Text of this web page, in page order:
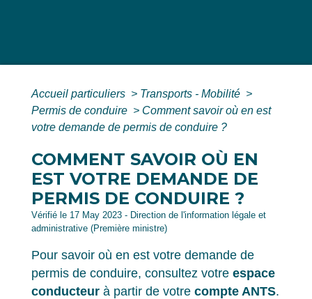
Accueil particuliers > Transports - Mobilité >
Permis de conduire > Comment savoir où en est
votre demande de permis de conduire ?
COMMENT SAVOIR OÙ EN
EST VOTRE DEMANDE DE
PERMIS DE CONDUIRE ?
Vérifié le 17 May 2023 - Direction de l'information légale et
administrative (Première ministre)
Pour savoir où en est votre demande de
permis de conduire, consultez votre espace
conducteur à partir de votre compte ANTS.